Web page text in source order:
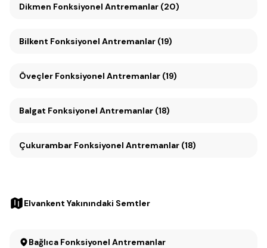
Dikmen Fonksiyonel Antremanlar (20)
Bilkent Fonksiyonel Antremanlar (19)
Öveçler Fonksiyonel Antremanlar (19)
Balgat Fonksiyonel Antremanlar (18)
Çukurambar Fonksiyonel Antremanlar (18)
Elvankent Yakınındaki Semtler
Bağlıca Fonksiyonel Antremanlar